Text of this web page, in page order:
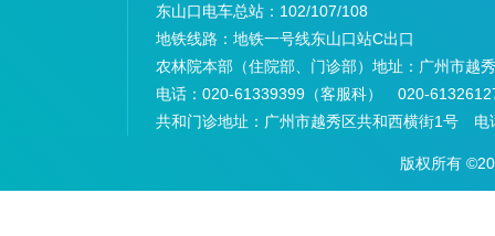
东山口电车总站： 102/107/108
地铁线路： 地铁一号线东山口站C出口
农林院本部（住院部、门诊部）地址： 广州市越
电话： 020-61339399（客服科） 020-
共和门诊地址： 广州市越秀区共和西横街1号 电
版权所有